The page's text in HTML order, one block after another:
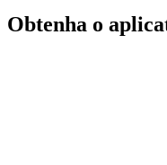
Obtenha o